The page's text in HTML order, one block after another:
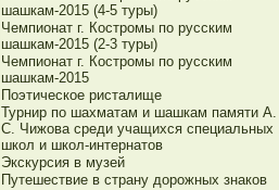
шашкам-2015 (4-5 туры)
Чемпионат г. Костромы по русским
шашкам-2015 (2-3 туры)
Чемпионат г. Костромы по русским
шашкам-2015
Поэтическое ристалище
Турнир по шахматам и шашкам памяти А.
С. Чижова среди учащихся специальных
школ и школ-интернатов
Экскурсия в музей
Путешествие в страну дорожных знаков